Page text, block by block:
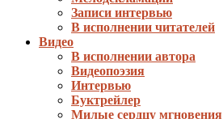
Записи интервью
В исполнении читателей
Видео
В исполнении автора
Видеопоэзия
Интервью
Буктрейлер
Милые сердцу мгновения